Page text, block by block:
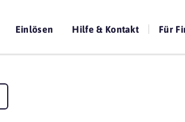
Einlösen Hilfe & Kontakt Für